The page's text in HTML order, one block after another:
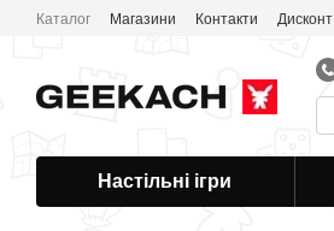
Перейти до основного контенту
Каталог Магазини Контакти Дисконт
Настільні ігри